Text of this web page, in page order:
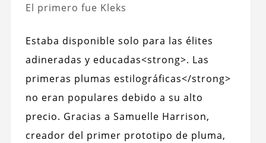
El primero fue Kleks
Estaba disponible solo para las élites
adineradas y educadas<strong>. Las
primeras plumas estilográficas</strong>
no eran populares debido a su alto
precio. Gracias a Samuelle Harrison,
creador del primer prototipo de pluma,